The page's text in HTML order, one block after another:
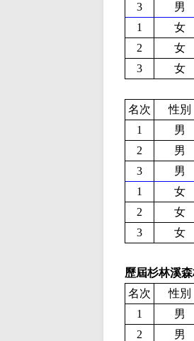
3 男
1 女
2 女
3 女
名次 性別
1
男
2 男
3 男
1 女
2 女
3 女
歷屆杉林溪
名次
性別
1
男
2 男